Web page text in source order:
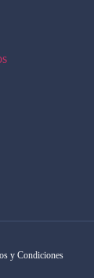
y Condiciones